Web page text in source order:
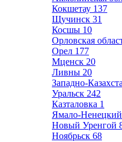
Кокшетау 137
Щучинск 31
Косшы 10
Орловская
Орел 177
Мценск 20
Ливны 20
Западно-
Уральск 242
Казталовка 1
Ямало-
Новый Уренгой
Ноябрьск 68